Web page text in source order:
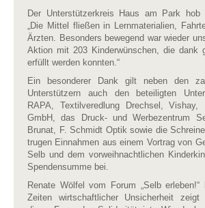
Der Unterstützerkreis Haus am Park hob
„Die Mittel fließen in Lernmaterialien,
Ärzten. Besonders bewegend war wieder
Aktion mit 203 Kinderwünschen, die dank
erfüllt werden konnten.“
Ein besonderer Dank gilt neben den
Unterstützern auch den beteiligten
RAPA, Textilveredlung Drechsel, Vishay,
GmbH, das Druck- und Werbezentrum
Brunat, F. Schmidt Optik sowie die
trugen Einnahmen aus einem Vortrag von
Selb und dem vorweihnachtlichen
Spendensumme bei.
Renate Wölfel vom Forum „Selb erleben!“
Zeiten wirtschaftlicher Unsicherheit